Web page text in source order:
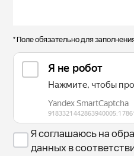
* Поле обязательно для
Я соглашаюсь на
данных в